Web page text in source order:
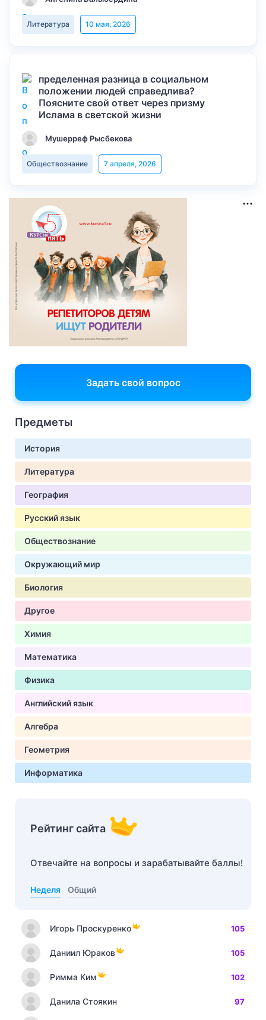
Литература 10 мая, 2026
пределенная разница в социальном
положении людей справедлива?
Поясните свой ответ через призму
Ислама в светской жизни
Мушерреф Рысбекова
Обществознание 7 апреля, 2026
Задать свой вопрос
Предметы
История
Литература
География
Русский язык
Обществознание
Окружающий мир
Биология
Другое
Химия
Математика
Физика
Английский язык
Алгебра
Геометрия
Информатика
Рейтинг сайта
Отвечайте на вопросы и зарабатывайте баллы!
Неделя Общий
Игорь Проскуренко 105
Даниил Юраков 105
Римма Ким 102
Данила Стоякин 97